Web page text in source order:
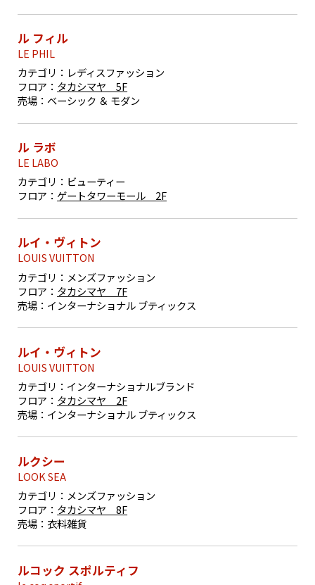
ル フィル
LE PHIL
カテゴリ： レディスファッション
フロア： タカシマヤ 5F
売場： ベーシック ＆ モダン
ル ラボ
LE LABO
カテゴリ： ビューティー
フロア： ゲートタワーモール 2F
ルイ・ヴィトン
LOUIS VUITTON
カテゴリ： メンズファッション
フロア： タカシマヤ 7F
売場： インターナショナル ブティックス
ルイ・ヴィトン
LOUIS VUITTON
カテゴリ： インターナショナルブランド
フロア： タカシマヤ 2F
売場： インターナショナル ブティックス
ルクシー
LOOK SEA
カテゴリ： メンズファッション
フロア： タカシマヤ 8F
売場： 衣料雑貨
ルコック スポルティフ